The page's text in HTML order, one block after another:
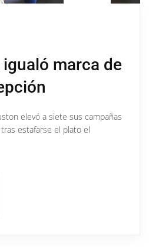
marca de
elevó a siete sus campañas
estafarse el plato el